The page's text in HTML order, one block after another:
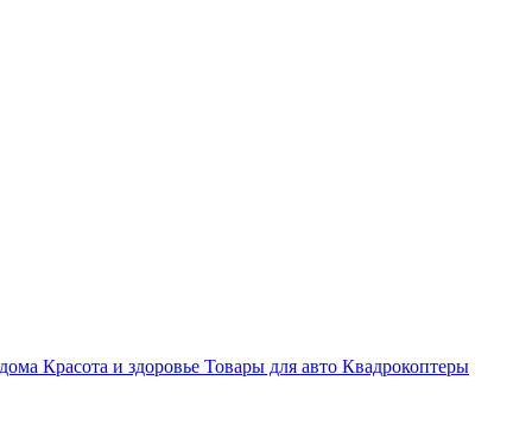
Красота и здоровье Товары для авто Квадрокоптеры